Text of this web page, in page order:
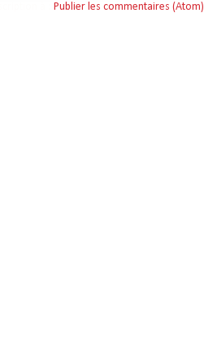
Publier les commentaires (Atom)